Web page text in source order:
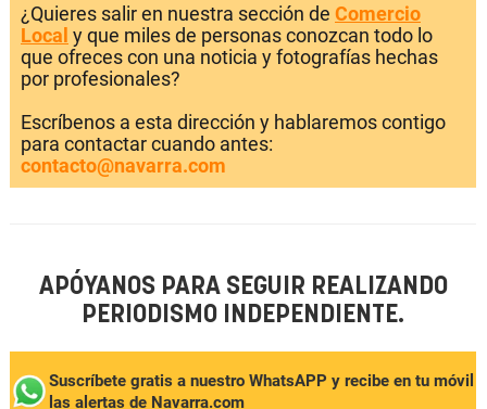
¿Quieres salir en nuestra sección de Comercio
Local y que miles de personas conozcan todo lo
que ofreces con una noticia y fotografías hechas
por profesionales?
Escríbenos a esta dirección y hablaremos contigo
para contactar cuando antes:
contacto@navarra.com
APÓYANOS PARA SEGUIR REALIZANDO
PERIODISMO INDEPENDIENTE.
Suscríbete gratis a nuestro WhatsAPP y recibe en tu móvil
las alertas de Navarra.com